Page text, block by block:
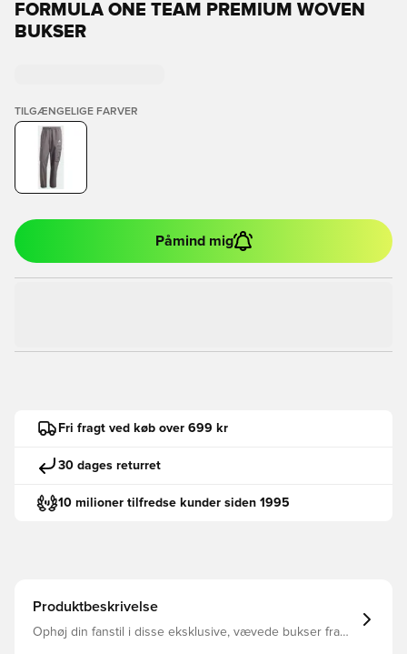
FORMULA ONE TEAM PREMIUM WOVEN
BUKSER
TILGÆNGELIGE FARVER
Påmind mig
Fri fragt ved køb over 699 kr
30 dages returret
10 milioner tilfredse kunder siden 1995
Produktbeskrivelse
Ophøj din fanstil i disse eksklusive, vævede bukser fra